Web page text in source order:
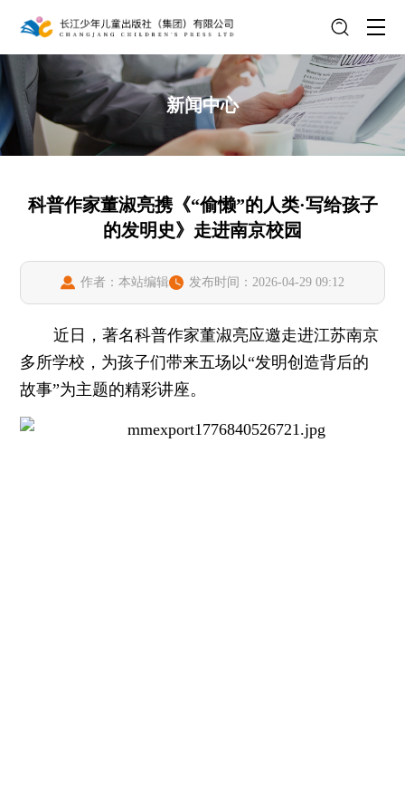
新闻中心
科普作家董淑亮携《“偷懒”的人类·写给孩子
的发明史》走进南京校园
作者：本站编辑 发布时间：2026-04-29 09:12
近日，著名科普作家董淑亮应邀走进江苏南京
多所学校，为孩子们带来五场以“发明创造背后的
故事”为主题的精彩讲座。